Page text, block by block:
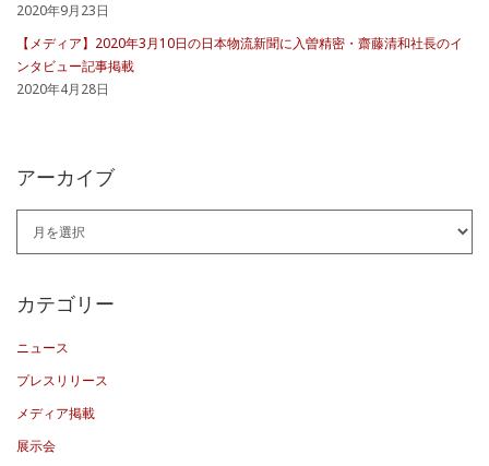
2020年9月23日
【メディア】2020年3月10日の日本物流新聞に入曽精密・齋藤清和社長のイ
ンタビュー記事掲載
2020年4月28日
アーカイブ
ー
カ
カテゴリー
ニュース
プレスリリース
メディア掲載
展示会